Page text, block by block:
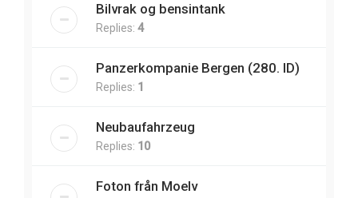
Bilvrak og bensintank
Replies: 4
Panzerkompanie Bergen (280. ID)
Replies: 1
Neubaufahrzeug
Replies: 10
Foton från Moelv